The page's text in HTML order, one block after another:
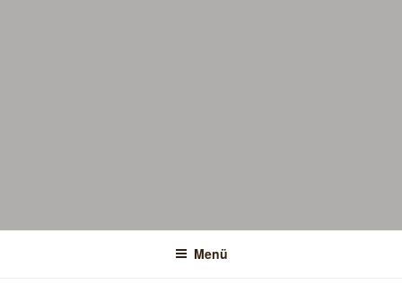
Menü